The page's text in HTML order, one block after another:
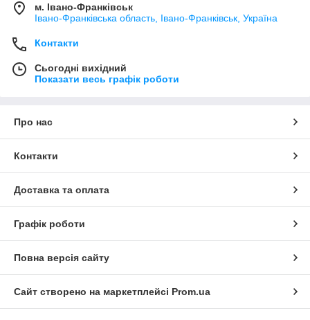
м. Івано-Франківськ
Івано-Франківська область, Івано-Франківськ, Україна
Контакти
Сьогодні вихідний
Показати весь графік роботи
Про нас
Контакти
Доставка та оплата
Графік роботи
Повна версія сайту
Сайт створено на маркетплейсі Prom.ua